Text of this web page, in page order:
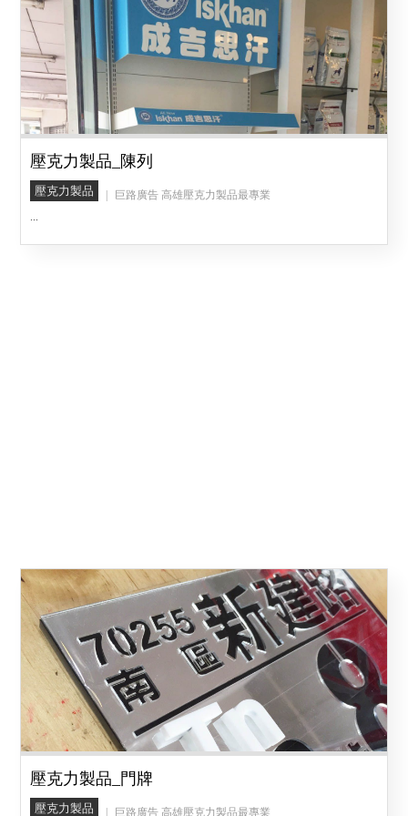
壓克力製品_陳列
壓克力製品
巨路廣告 高雄壓克力製品最專業
壓克力製品_門牌
壓克力製品 巨路廣告 高雄壓克力製品最專業